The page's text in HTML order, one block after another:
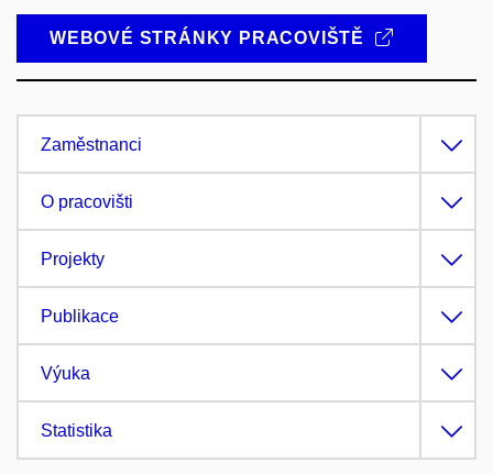
WEBOVÉ STRÁNKY PRACOVIŠTĚ
Zaměstnanci
O pracovišti
Projekty
Publikace
Výuka
Statistika